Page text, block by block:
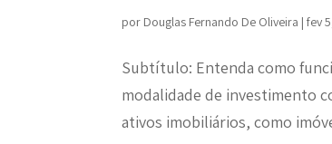
por Douglas Fernando De Oliveira |fev
Subtítulo: Entenda como
modalidade de investimento
ativos imobiliários, como